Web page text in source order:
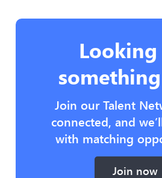
Join our Talent
connected, and
with matching
Join now